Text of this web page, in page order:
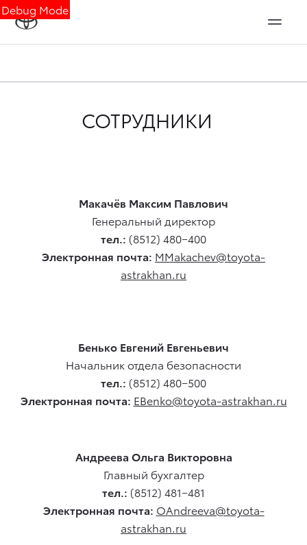
Debug Mode
СОТРУДНИКИ
Макачёв Максим Павлович
Генеральный директор
тел.: (8512) 480−400
Электронная почта: MMakachev@toyota-
astrakhan.ru
Бенько Евгений Евгеньевич
Начальник отдела безопасности
тел.: (8512) 480−500
Электронная почта: EBenko@toyota-astrakhan.ru
Андреева Ольга Викторовна
Главный бухгалтер
тел.: (8512) 481−481
Электронная почта: OAndreeva@toyota-
astrakhan.ru